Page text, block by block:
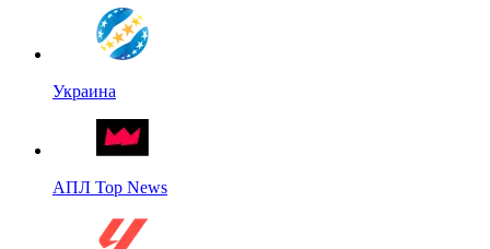
Украина
АПЛ Top News